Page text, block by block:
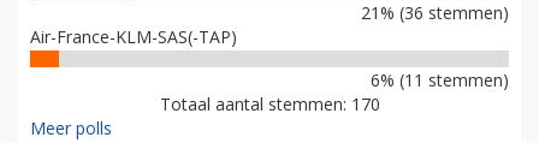
21% (36 stemmen)
Air-France-KLM-SAS(-TAP)
6% (11 stemmen)
Totaal aantal stemmen: 170
Meer polls